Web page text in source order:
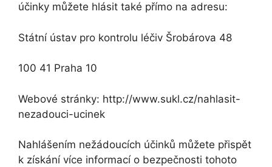
účinky můžete hlásit také přímo na adresu:
Státní ústav pro kontrolu léčiv Šrobárova 48
100 41 Praha 10
Webové stránky: http://www.sukl.cz/nahlasit-
nezadouci-ucinek
Nahlášením nežádoucích účinků můžete přispět
k získání více informací o bezpečnosti tohoto